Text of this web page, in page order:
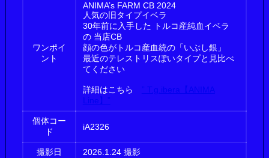
ワンポイ
ント
ANIMA’s FARM CB 2024
人気の旧タイプイベラ
30年前に入手した トルコ産純血イベラ
の 当店CB
顔の色がトルコ産血統の「いぶし銀」
最近のテレストリスぽいタイプと見比べ
てください
詳細はこちら ” T.g.ibera【ANIMA
Line】”
個体コー
ド
iA2326
撮影日 2026.1.24 撮影